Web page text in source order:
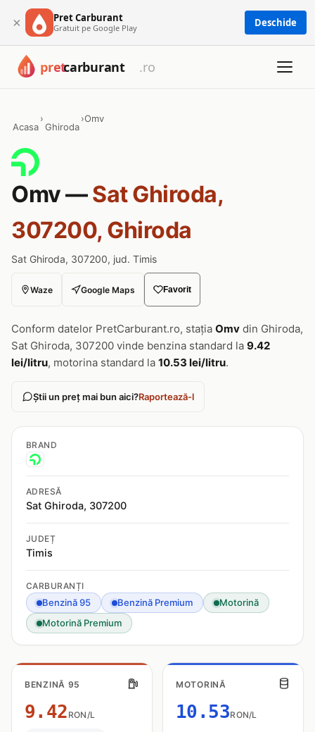
× Pret Carburant
Gratuit pe Google Play Deschide
Acasa
›
Ghiroda
›Omv
Omv —Sat Ghiroda,
307200, Ghiroda
Sat Ghiroda, 307200, jud. Timis
Waze Google Maps Favorit
Conform datelor PretCarburant.ro, stația Omv din Ghiroda,
Sat Ghiroda, 307200 vinde benzina standard la 9.42
lei/litru, motorina standard la 10.53 lei/litru.
Știi un preț mai bun aici?Raportează-l
BRAND
ADRESĂ
Sat Ghiroda, 307200
JUDEȚ
Timis
CARBURANȚI
Benzină 95 Benzină Premium
Motorină
Motorină Premium
BENZINĂ 95
9.42 RON/L
MOTORINĂ
10.53RON/L